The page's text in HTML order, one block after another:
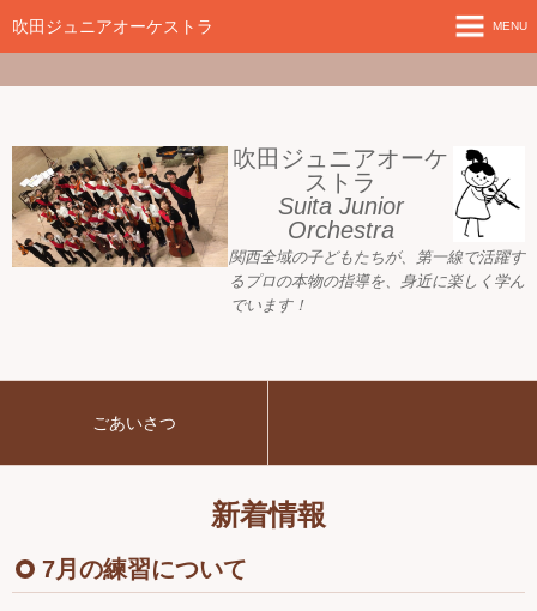
verification=nW1XDOjsXUeBk5Tr0WL2kTnlmTP78udH3yRHAbTSBv8
吹田ジュニアオーケストラ
吹田ジュニアオーケ
ストラ
Suita Junior
Orchestra
関西全域の子どもたちが、
第一線で活躍す
るプロの本物の指導を、身近に楽しく学ん
でいます！
MENU
ホーム
新着情報
活動目標
指導者ご紹介
プレジュニア クラス
Ｑ＆Ａ
ごあいさつ
新着情報
7月の練習について